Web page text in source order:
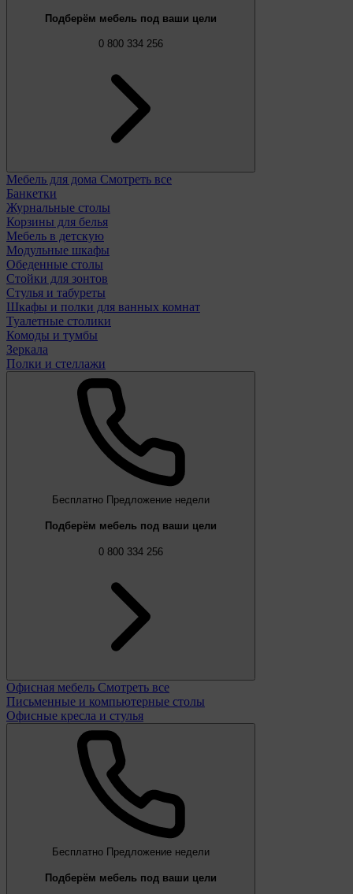
Подберём мебель под ваши цели
0 800 334 256
Мебель для дома Смотреть все
Банкетки
Журнальные столы
Корзины для белья
Мебель в детскую
Модульные шкафы
Обеденные столы
Стойки для зонтов
Стулья и табуреты
Шкафы и полки для ванных комнат
Туалетные столики
Комоды и тумбы
Зеркала
Полки и стеллажи
Бесплатно Предложение недели
Подберём мебель под ваши цели
0 800 334 256
Офисная мебель Смотреть все
Письменные и компьютерные столы
Офисные кресла и стулья
Бесплатно Предложение недели
Подберём мебель под ваши цели